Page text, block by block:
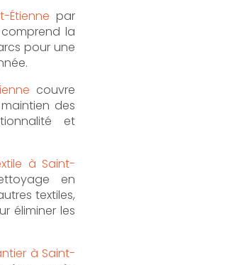
Étienne par
comprend la
pour une
couvre
des
et
à Saint-
en
textiles,
éliminer les
à Saint-